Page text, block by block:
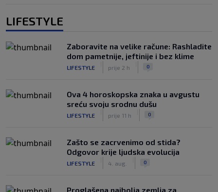
LIFESTYLE
Zaboravite na velike račune: Rashladite
dom pametnije, jeftinije i bez klime
LIFESTYLE prije 2 h 0
Ova 4 horoskopska znaka u avgustu
sreću svoju srodnu dušu
LIFESTYLE prije 11 h 0
Zašto se zacrvenimo od stida?
Odgovor krije ljudska evolucija
LIFESTYLE 4. aug. 0
Proglašena najbolja zemlja za